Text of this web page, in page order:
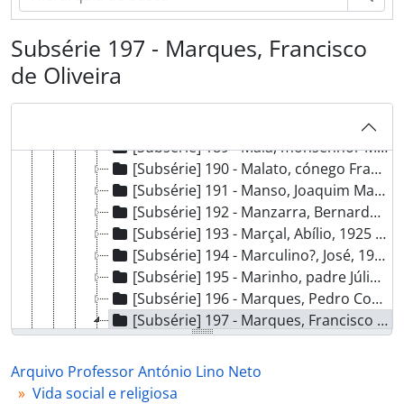
Subsérie 197 - Marques, Francisco
de Oliveira
[Subsérie] 183 - Machado, Bernardino, 1900 - ?
[Subsérie] 184 - Machado, padre Raul, 1931 - ?
[Subsérie] 185 - Madeira, José Vicente, 1910 - ?
[Subsérie] 187 - Magalhães, Joaquim de Sousa, 1946 - ?
[Subsérie] 188 - Magalhães, J. M. Barbosa de, 1906 - 1907
[Subsérie] 189 - Maia, monsenhor Martinho Lopes, 1921 - 1950
[Subsérie] 190 - Malato, cónego Francisco António, 1945 - 1946
[Subsérie] 191 - Manso, Joaquim Martins, 1935 - [ant. 1956]
[Subsérie] 192 - Manzarra, Bernardo Frederico, 1955 - 1956
[Subsérie] 193 - Marçal, Abílio, 1925 - ?
[Subsérie] 194 - Marculino?, José, 1925 - ?
[Subsérie] 195 - Marinho, padre Júlio Alves, [s.d.]
[Subsérie] 196 - Marques, Pedro Correia, 1900 - 1920
[Subsérie] 197 - Marques, Francisco de Oliveira, 1913 - ?
[Documento simples] 01 - Carta de Francisco de Oliveira Marques para António Lino Neto, 1913-09-25 - ?
[Subsérie] 198 - Martins, cónego Anacleto Pires da Silva, 1951 - 1953
[Subsérie] 199 - Martins, J. Pedro, 1920 - 1928
Arquivo Professor António Lino Neto
Vida social e religiosa